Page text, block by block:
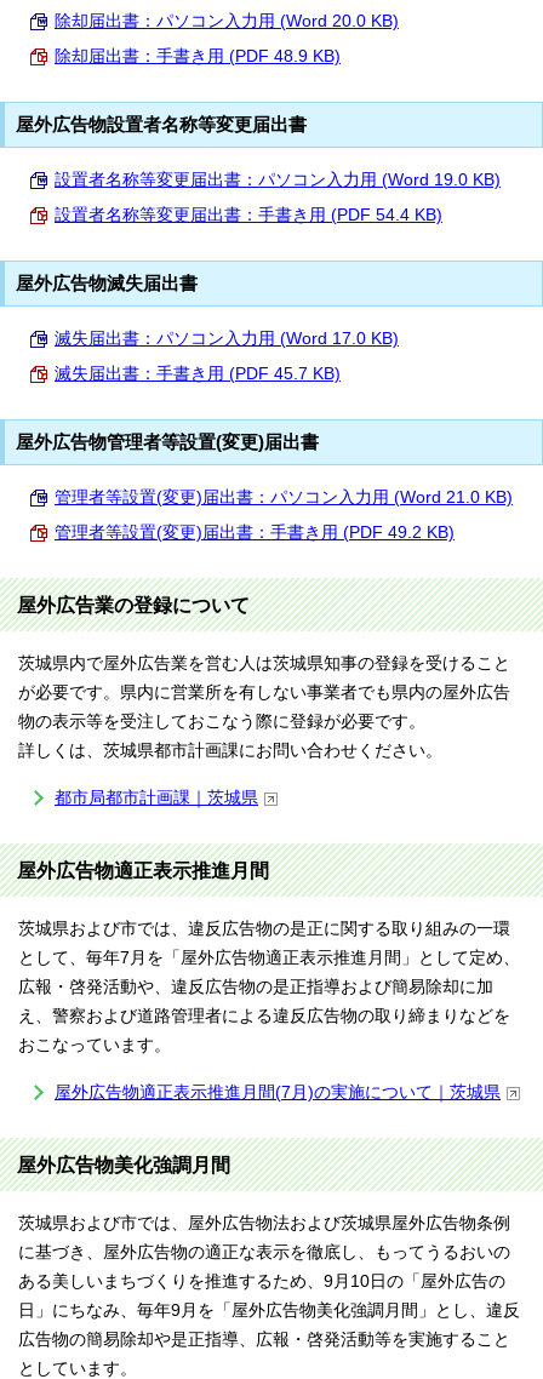
除却届出書：パソコン入力用 (Word 20.0 KB)
除却届出書：手書き用 (PDF 48.9 KB)
屋外広告物設置者名称等変更届出書
設置者名称等変更届出書：パソコン入力用 (Word 19.0 KB)
設置者名称等変更届出書：手書き用 (PDF 54.4 KB)
屋外広告物滅失届出書
滅失届出書：パソコン入力用 (Word 17.0 KB)
滅失届出書：手書き用 (PDF 45.7 KB)
屋外広告物管理者等設置(変更)届出書
管理者等設置(変更)届出書：パソコン入力用 (Word 21.0 KB)
管理者等設置(変更)届出書：手書き用 (PDF 49.2 KB)
屋外広告業の登録について
茨城県内で屋外広告業を営む人は茨城県知事の登録を受けること
が必要です。県内に営業所を有しない事業者でも県内の屋外広告
物の表示等を受注しておこなう際に登録が必要です。
詳しくは、茨城県都市計画課にお問い合わせください。
都市局都市計画課｜茨城県
屋外広告物適正表示推進月間
茨城県および市では、違反広告物の是正に関する取り組みの一環
として、毎年7月を「屋外広告物適正表示推進月間」として定め、
広報・啓発活動や、違反広告物の是正指導および簡易除却に加
え、警察および道路管理者による違反広告物の取り締まりなどを
おこなっています。
屋外広告物適正表示推進月間(7月)の実施について｜茨城県
屋外広告物美化強調月間
茨城県および市では、屋外広告物法および茨城県屋外広告物条例
に基づき、屋外広告物の適正な表示を徹底し、もってうるおいの
ある美しいまちづくりを推進するため、9月10日の「屋外広告の
日」にちなみ、毎年9月を「屋外広告物美化強調月間」とし、違反
広告物の簡易除却や是正指導、広報・啓発活動等を実施すること
としています。